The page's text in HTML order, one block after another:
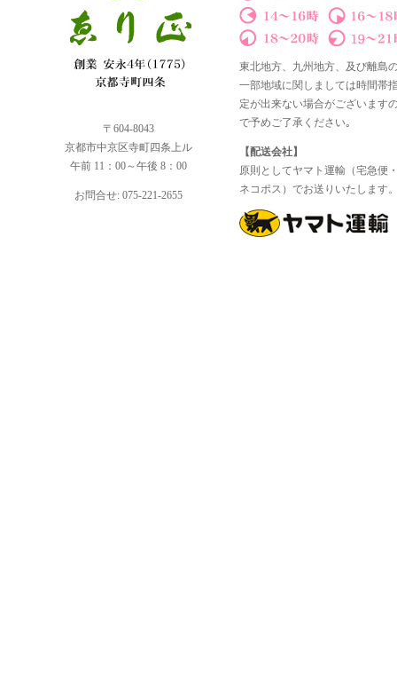
〒604-8043
京都市中京区寺町四条上ル
午前 11：00～午後 8：00
お問合せ: 075-221-2655
東北地方、九州地方、及び離島
一部地域に関しましては時間帯
定が出来ない場合がございます
で予めご了承ください｡
【配送会社】
原則としてヤマト運輸（宅急便
ネコポス）でお送りいたします